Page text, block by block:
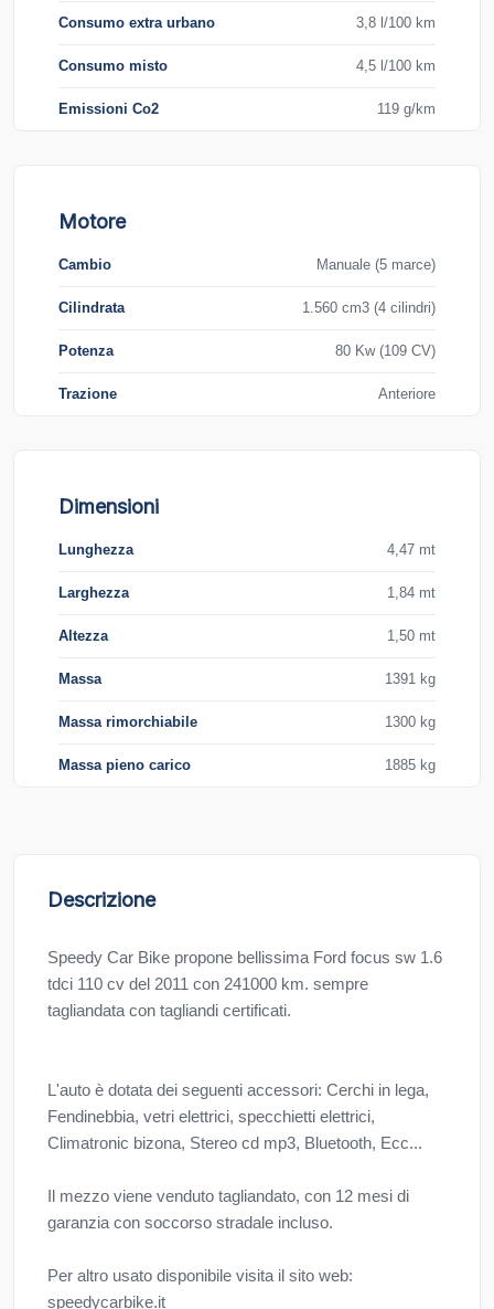
Consumo extra urbano 3,8 l/100 km
Consumo misto 4,5 l/100 km
Emissioni Co2 119 g/km
Motore
Cambio Manuale (5 marce)
Cilindrata 1.560 cm3 (4 cilindri)
Potenza 80 Kw (109 CV)
Trazione Anteriore
Dimensioni
Lunghezza 4,47 mt
Larghezza 1,84 mt
Altezza 1,50 mt
Massa 1391 kg
Massa rimorchiabile 1300 kg
Massa pieno carico 1885 kg
Descrizione
Speedy Car Bike propone bellissima Ford focus sw 1.6
tdci 110 cv del 2011 con 241000 km. sempre
tagliandata con tagliandi certificati.
L'auto è dotata dei seguenti accessori: Cerchi in lega,
Fendinebbia, vetri elettrici, specchietti elettrici,
Climatronic bizona, Stereo cd mp3, Bluetooth, Ecc...
Il mezzo viene venduto tagliandato, con 12 mesi di
garanzia con soccorso stradale incluso.
Per altro usato disponibile visita il sito web:
speedycarbike.it